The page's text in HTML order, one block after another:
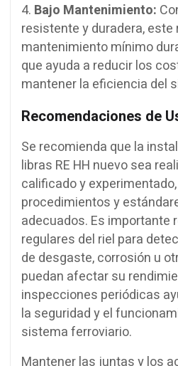
Bajo Mantenimiento:
resistente y duradera, este
mantenimiento mínimo
que ayuda a reducir los
mantener la eficiencia del
Recomendaciones de
Se recomienda que la
libras RE HH nuevo sea
calificado y
procedimientos y
adecuados. Es importante
regulares del riel para
de desgaste, corrosión u
puedan afectar su
inspecciones periódicas
la seguridad y el
sistema ferroviario.
Mantener las juntas y los